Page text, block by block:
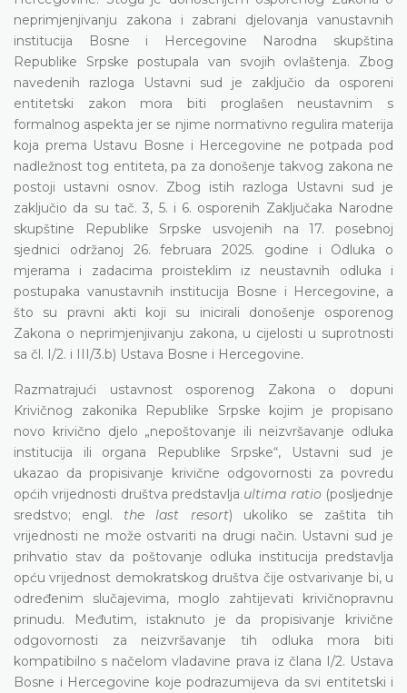
neprimjenjivanju zakona i zabrani djelovanja vanustavnih
institucija Bosne i Hercegovine Narodna skupština
Republike Srpske postupala van svojih ovlaštenja. Zbog
navedenih razloga Ustavni sud je zaključio da osporeni
entitetski zakon mora biti proglašen neustavnim s
formalnog aspekta jer se njime normativno regulira materija
koja prema Ustavu Bosne i Hercegovine ne potpada pod
nadležnost tog entiteta, pa za donošenje takvog zakona ne
postoji ustavni osnov. Zbog istih razloga Ustavni sud je
zaključio da su tač. 3, 5. i 6. osporenih Zaključaka Narodne
skupštine Republike Srpske usvojenih na 17. posebnoj
sjednici održanoj 26. februara 2025. godine i Odluka o
mjerama i zadacima proisteklim iz neustavnih odluka i
postupaka vanustavnih institucija Bosne i Hercegovine, a
što su pravni akti koji su inicirali donošenje osporenog
Zakona o neprimjenjivanju zakona, u cijelosti u suprotnosti
sa čl. I/2. i III/3.b) Ustava Bosne i Hercegovine.
Razmatrajući ustavnost osporenog Zakona o dopuni
Krivičnog zakonika Republike Srpske kojim je propisano
novo krivično djelo „nepoštovanje ili neizvršavanje odluka
institucija ili organa Republike Srpske“, Ustavni sud je
ukazao da propisivanje krivične odgovornosti za povredu
općih vrijednosti društva predstavlja ultima ratio (posljednje
sredstvo; engl. the last resort) ukoliko se zaštita tih
vrijednosti ne može ostvariti na drugi način. Ustavni sud je
prihvatio stav da poštovanje odluka institucija predstavlja
opću vrijednost demokratskog društva čije ostvarivanje bi, u
određenim slučajevima, moglo zahtijevati krivičnopravnu
prinudu. Međutim, istaknuto je da propisivanje krivične
odgovornosti za neizvršavanje tih odluka mora biti
kompatibilno s načelom vladavine prava iz člana I/2. Ustava
Bosne i Hercegovine koje podrazumijeva da svi entitetski i